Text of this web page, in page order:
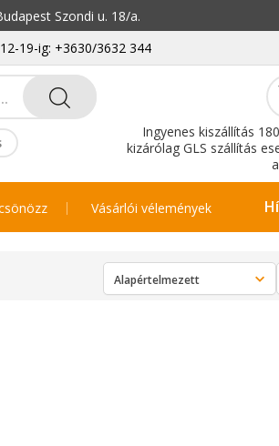
Szondi u. 18/a.
19-ig: +3630/3632 344
Ingyenes kiszállítás
kizárólag GLS szállítás
Vásárlói vélemények